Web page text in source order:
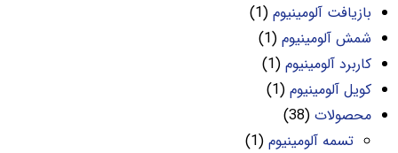
بازیافت آلومینیوم (1)
شمش آلومینیوم (1)
کاربرد آلومینیوم (1)
کویل آلومینیوم (1)
محصولات (38)
تسمه آلومینیوم (1)